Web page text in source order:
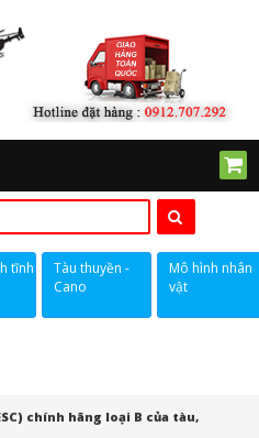
tĩnh
Tàu thuyền -
Cano
Mô hình nhân
vật
chính hãng loại B của tàu,